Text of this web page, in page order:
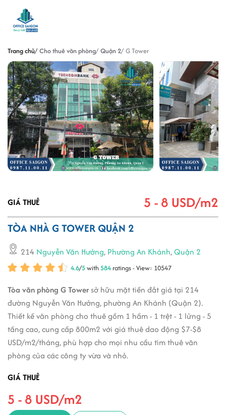
Trang chủ Cho thuê văn phòng Quận 2 G Tower
GIÁ THUÊ 5 - 8 USD/m2
TÒA NHÀ G TOWER QUẬN 2
214 Nguyễn Văn Hưởng, Phường An Khánh,Quận 2
4.6/5with584 ratings - View: 10547
Tòa văn phòng G Tower sở hữu mặt tiền đắt giá tại 214
đường Nguyễn Văn Hưởng, phường An Khánh (Quận 2).
Thiết kế văn phòng cho thuê gồm 1 hầm - 1 trệt - 1 lửng - 5
tầng cao, cung cấp 800m2 với giá thuê dao động $7-$8
USD/m2/tháng, phù hợp cho mọi nhu cầu tìm thuê văn
phòng của các công ty vừa và nhỏ.
GIÁ THUÊ
5 - 8 USD/m2